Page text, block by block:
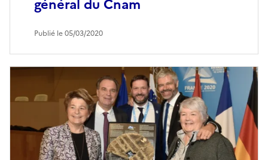
général du Cnam
Publié le 05/03/2020